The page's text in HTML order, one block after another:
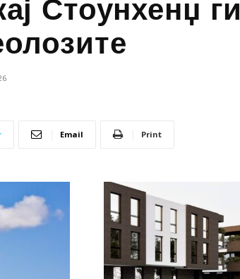
Стоунхенџ ги
Email Print